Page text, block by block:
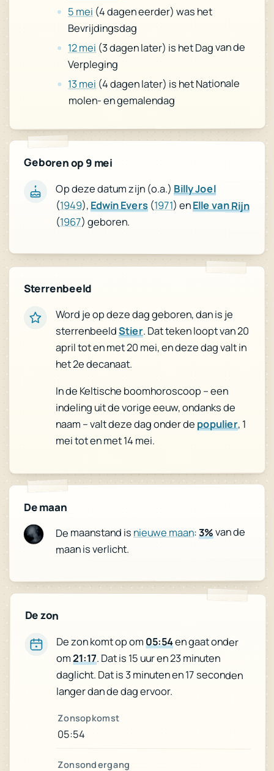
5 mei (4 dagen eerder) was het
Bevrijdingsdag
12 mei (3 dagen later) is het Dag van de
Verpleging
13 mei (4 dagen later) is het Nationale
molen- en gemalendag
Geboren op 9 mei
Op deze datum zijn (o.a.) Billy Joel
(1949),Edwin Evers(1971) enElle van Rijn
(1967) geboren.
Sterrenbeeld
Word je op deze dag geboren, dan is je
sterrenbeeldStier. Dat teken loopt van 20
april tot en met 20 mei, en deze dag valt in
het 2e decanaat.
In de Keltische boomhoroscoop – een
indeling uit de vorige eeuw, ondanks de
naam – valt deze dag onder de populier, 1
mei tot en met 14 mei.
De maan
De maanstand is nieuwe maan:3%van de
maan is verlicht.
De zon
De zon komt op om 05:54en gaat onder
om21:17. Dat is 15 uur en 23 minuten
daglicht. Dat is 3 minuten en 17 seconden
langer dan de dag ervoor.
Zonsopkomst
05:54
Zonsondergang